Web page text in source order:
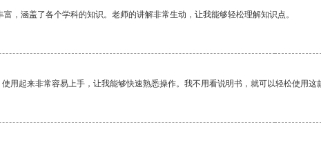
，涵盖了各个学科的知识。老师的讲解非常生动，让我能够轻松理解知识点。
用起来非常容易上手，让我能够快速熟悉操作。我不用看说明书，就可以轻松使用这